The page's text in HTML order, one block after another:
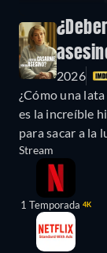
2026
¿Cómo una
es la increíble
para sacar a la
Stream
1 Temporada 4K